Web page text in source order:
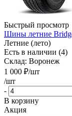
Быстрый просмотр
Шины летние
Летние (лето)
Есть в наличии (4)
Склад: Воронеж
1 000 ₽/шт
/шт
-
В корзину
Акция